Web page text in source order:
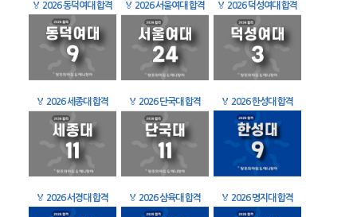
🏅 2026 동덕여대 합격 🏅 2026 서울여대 합격 🏅 2026 덕성여대 합격
🏅 2026 세종대 합격 🏅 2026 단국대 합격 🏅 2026 한성대 합격
🏅 2026 서경대 합격 🏅 2026 삼육대 합격 🏅 2026 명지대 합격